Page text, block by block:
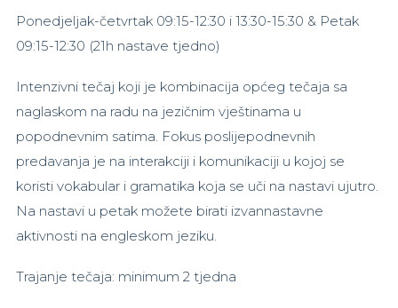
Ponedjeljak-četvrtak 09:15-12:30 i 13:30-15:30 & Petak
09:15-12:30 (21h nastave tjedno)
Intenzivni tečaj koji je kombinacija općeg tečaja sa
naglaskom na radu na jezičnim vještinama u
popodnevnim satima. Fokus poslijepodnevnih
predavanja je na interakciji i komunikaciji u kojoj se
koristi vokabular i gramatika koja se uči na nastavi ujutro.
Na nastavi u petak možete birati izvannastavne
aktivnosti na engleskom jeziku.
Trajanje tečaja: minimum 2 tjedna